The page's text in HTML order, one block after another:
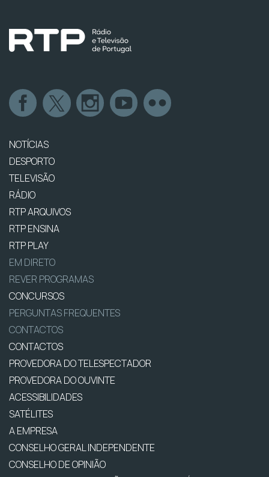
NOTÍCIAS
DESPORTO
TELEVISÃO
RÁDIO
RTP ARQUIVOS
RTP ENSINA
RTP PLAY
EM DIRETO
REVER PROGRAMAS
CONCURSOS
PERGUNTAS FREQUENTES
CONTACTOS
CONTACTOS
PROVEDORA DO TELESPECTADOR
PROVEDORA DO OUVINTE
ACESSIBILIDADES
SATÉLITES
A EMPRESA
CONSELHO GERAL INDEPENDENTE
CONSELHO DE OPINIÃO